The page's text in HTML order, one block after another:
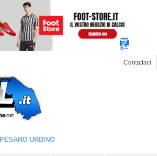
Contattaci
PESARO URBINO